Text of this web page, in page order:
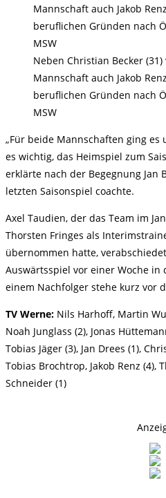
Neben Christian Becker
Mannschaft auch Jakob
beruflichen Gründen nach
MSW
„Für beide Mannschaften ging
es wichtig, das Heimspiel zum
erklärte nach der Begegnung Jan
letzten Saisonspiel coachte.
Axel Taudien, der das Team im
Thorsten Fringes als
übernommen hatte,
Auswärtsspiel vor einer Woche in
einem Nachfolger stehe kurz vor
TV Werne: Nils Harhoff, Martin
Noah Junglass (2), Jonas
Tobias Jäger (3), Jan Drees (1),
Tobias Brochtrop, Jakob Renz (4),
Schneider (1)